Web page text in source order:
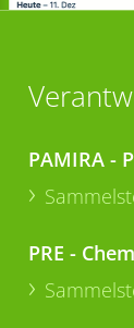
PAMIRA -
PRE -